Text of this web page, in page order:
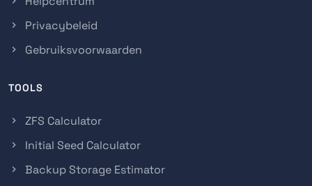
Privacybeleid
Gebruiksvoorwaarden
TOOLS
ZFS Calculator
Initial Seed Calculator
Backup Storage Estimator